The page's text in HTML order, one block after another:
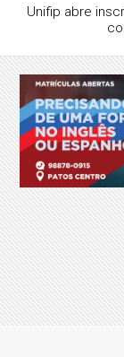
Unifip abre